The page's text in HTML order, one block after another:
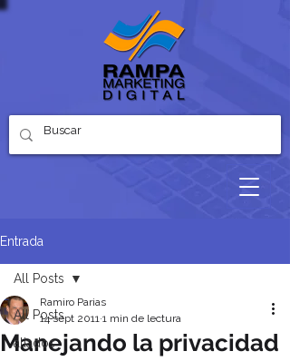
Entrada
All Posts
aliados
All Posts
Manejando la privacidad
Ramiro Parias
14 sept 2011 1 min de lectura